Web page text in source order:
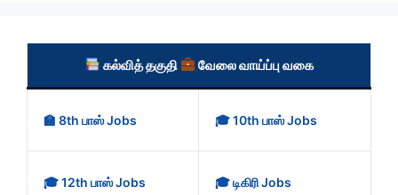
கல்வித் தகுதி வேலை வாய்ப்பு வகை
🏫 8th பாஸ் Jobs 🎓 10th பாஸ் Jobs
🎓 12th பாஸ் Jobs 🎓 டிகிரி Jobs